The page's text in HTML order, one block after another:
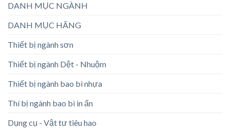
DANH MỤC NGÀNH
DANH MỤC HÃNG
Thiết bị ngành sơn
Thiết bị ngành Dệt - Nhuộm
Thiết bị ngành bao bì nhựa
Thí bị ngành bao bì in ấn
Dụng cụ - Vật tư tiêu hao